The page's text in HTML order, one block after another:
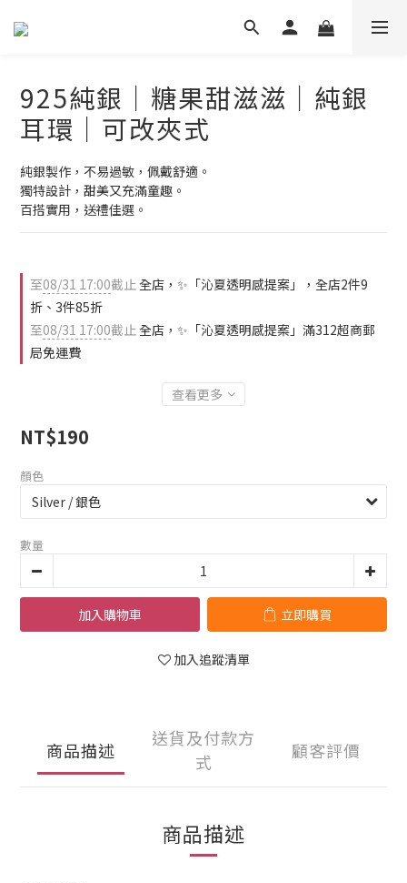
925純銀｜糖果甜滋滋｜純銀
耳環｜可改夾式
純銀製作，不易過敏，佩戴舒適。
獨特設計，甜美又充滿童趣。
百搭實用，送禮佳選。
至08/31 17:00截止全店，✨「沁夏透明感提案」，全店2件9
折、3件85折
至08/31 17:00截止全店，✨「沁夏透明感提案」滿312超商郵
局免運費
查看更多
NT$190
顏色
數量
加入購物車 立即購買
加入追蹤清單
商品描述
送貨及付款方
式
顧客評價
商品描述